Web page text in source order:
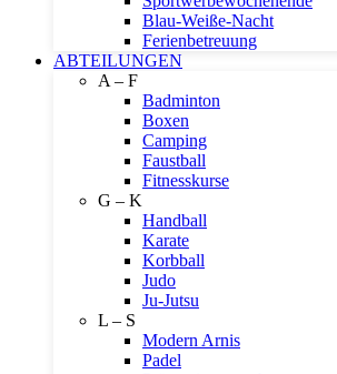
Blau-Weiße-Nacht
Ferienbetreuung
ABTEILUNGEN
A – F
Badminton
Boxen
Camping
Faustball
Fitnesskurse
G – K
Handball
Karate
Korbball
Judo
Ju-Jutsu
L – S
Modern Arnis
Padel